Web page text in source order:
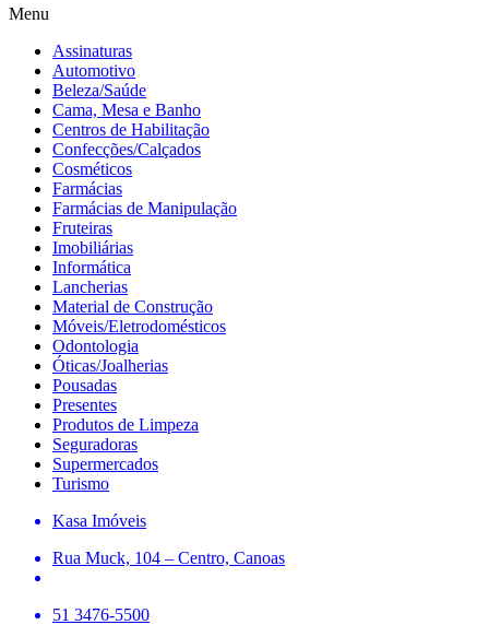
Menu
Assinaturas
Automotivo
Beleza/Saúde
Cama, Mesa e Banho
Centros de Habilitação
Confecções/Calçados
Cosméticos
Farmácias
Farmácias de Manipulação
Fruteiras
Imobiliárias
Informática
Lancherias
Material de Construção
Móveis/Eletrodomésticos
Odontologia
Óticas/Joalherias
Pousadas
Presentes
Produtos de Limpeza
Seguradoras
Supermercados
Turismo
Kasa Imóveis
Rua Muck, 104 – Centro, Canoas
51 3476-5500